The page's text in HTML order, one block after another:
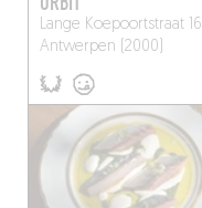
Lange Koepoortstraat 16
Antwerpen (2000)